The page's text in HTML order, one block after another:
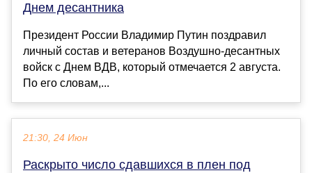
Днем десантника
Президент России Владимир Путин поздравил
личный состав и ветеранов Воздушно-десантных
войск с Днем ВДВ, который отмечается 2 августа.
По его словам,...
21:30, 24 Июн
Раскрыто число сдавшихся в плен под